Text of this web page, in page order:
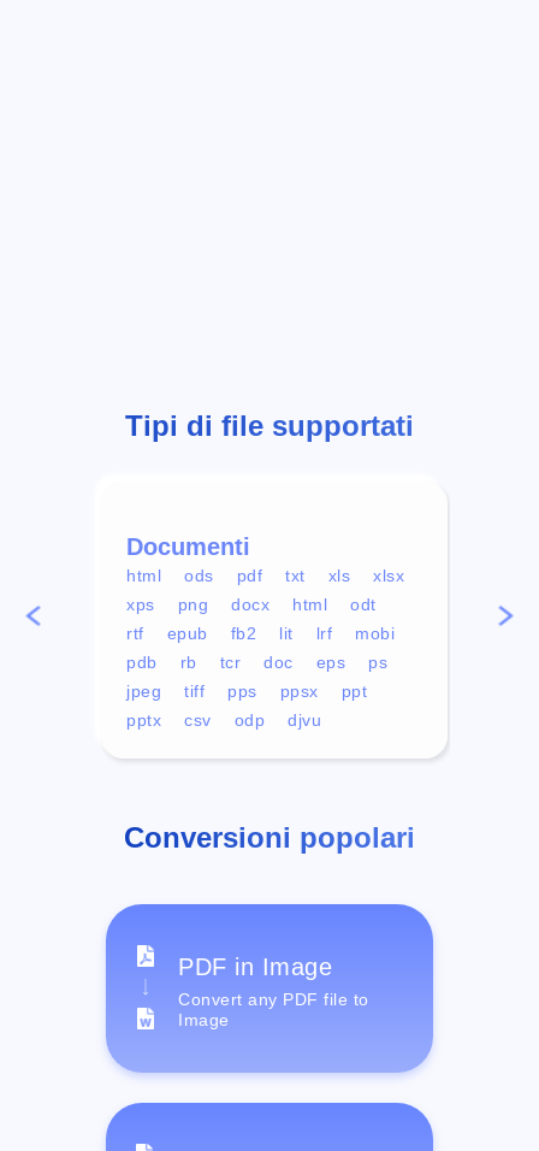
Tipi di file supportati
Documenti
html ods pdf txt xls
xlsx
xps
png docx html
odt
rtf
epub fb2 lit lrf
mobi
pdb
rb tcr doc eps
ps
jpeg
tiff pps ppsx
ppt
pptx
csv odp djvu
mp4
Conversioni popolari
PDF in Image
Convert any PDF file to
Image